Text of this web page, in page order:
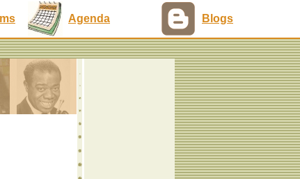
Agenda Blogs